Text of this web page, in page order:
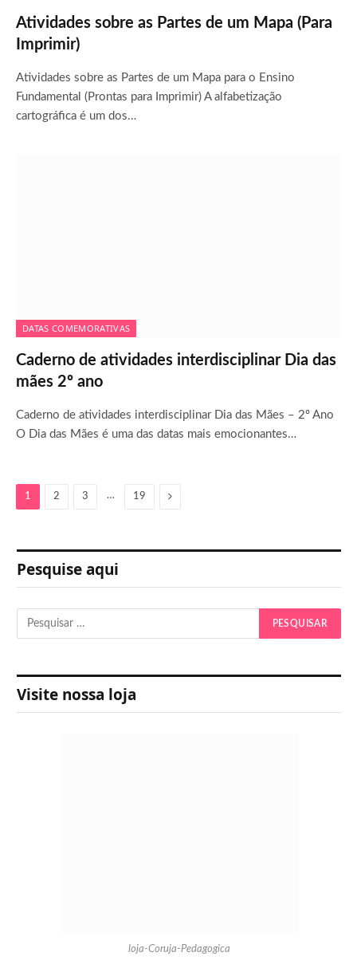
Atividades sobre as Partes de um Mapa (Para
Imprimir)
Atividades sobre as Partes de um Mapa para o Ensino
Fundamental (Prontas para Imprimir) A alfabetização
cartográfica é um dos…
DATAS COMEMORATIVAS
Caderno de atividades interdisciplinar Dia das
mães 2º ano
Caderno de atividades interdisciplinar Dia das Mães – 2º Ano
O Dia das Mães é uma das datas mais emocionantes…
1 2 3 … 19 Next
Pesquise aqui
Visite nossa loja
loja-Coruja-Pedagogica